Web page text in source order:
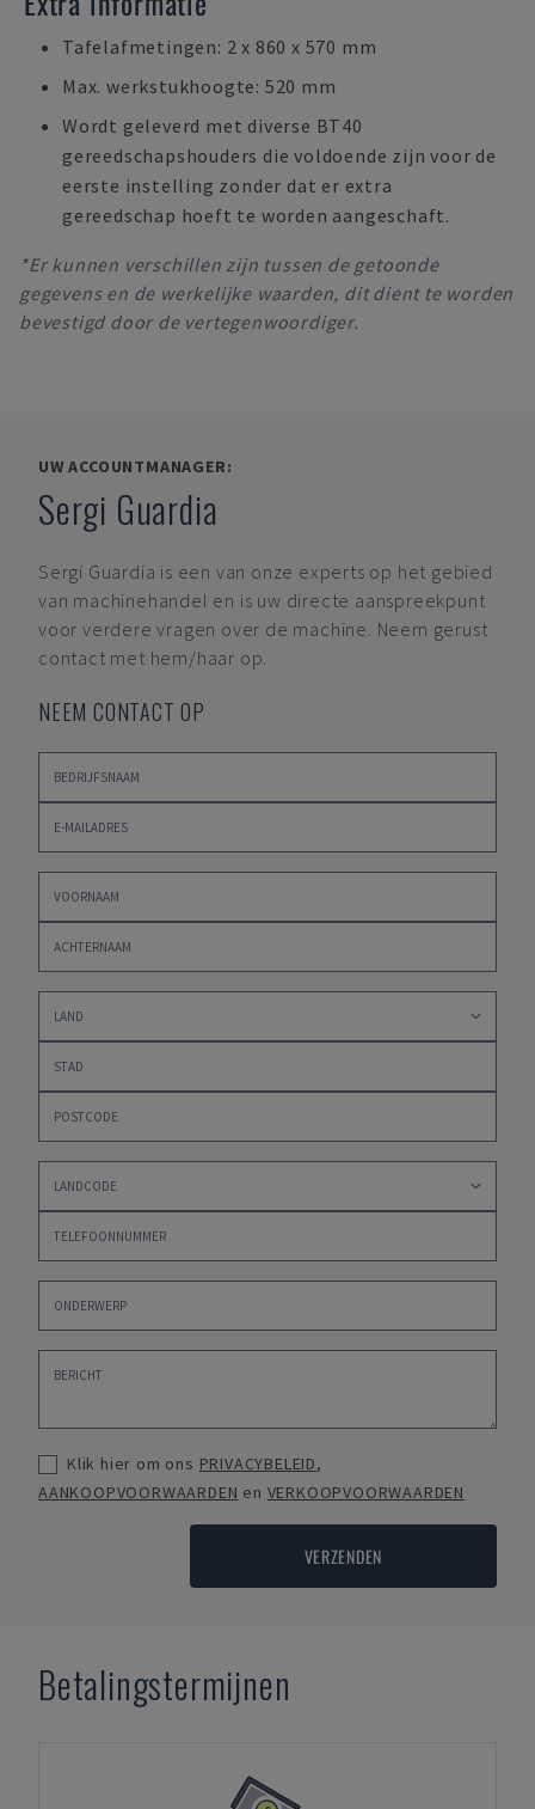
Tafelafmetingen: 2 x 860 x 570 mm
Max. werkstukhoogte: 520 mm
Wordt geleverd met diverse BT40
gereedschapshouders die voldoende zijn voor de
eerste instelling zonder dat er extra
gereedschap hoeft te worden aangeschaft.
*Er kunnen verschillen zijn tussen de getoonde
gegevens en de werkelijke waarden, dit dient te worden
bevestigd door de vertegenwoordiger.
UW ACCOUNTMANAGER:
Sergi Guardia
Sergi Guardia is een van onze experts op het gebied
van machinehandel en is uw directe aanspreekpunt
voor verdere vragen over de machine. Neem gerust
contact met hem/haar op.
NEEM CONTACT OP
Klik hier om ons PRIVACYBELEID,
AANKOOPVOORWAARDEN en VERKOOPVOORWAARDEN
VERZENDEN
Betalingstermijnen